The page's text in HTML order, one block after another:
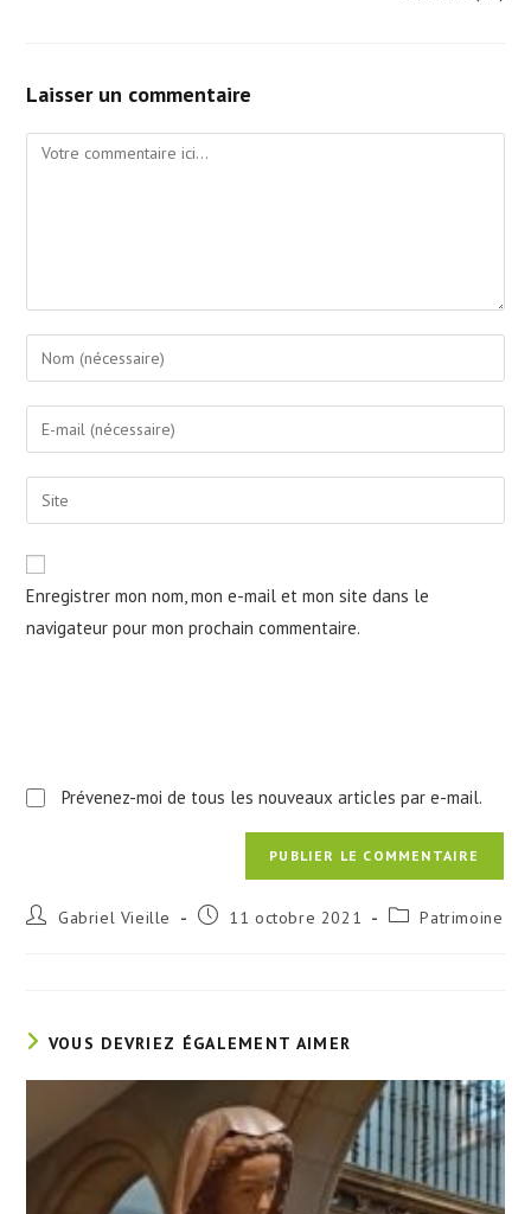
Laisser un commentaire
Comment
Enter
your
name
comment
Enter
your
email
address
Saisir
l’URL
votre
site
(facultatif)
Enregistrer mon nom, mon e-mail et mon site dans le
navigateur pour mon prochain commentaire.
Prévenez-moi de tous les nouveaux articles par e-mail.
Auteur/autrice
Gabriel Vieille
Publication
11 octobre 2021
PostPatrimoine
VOUS DEVRIEZ ÉGALEMENT AIMER